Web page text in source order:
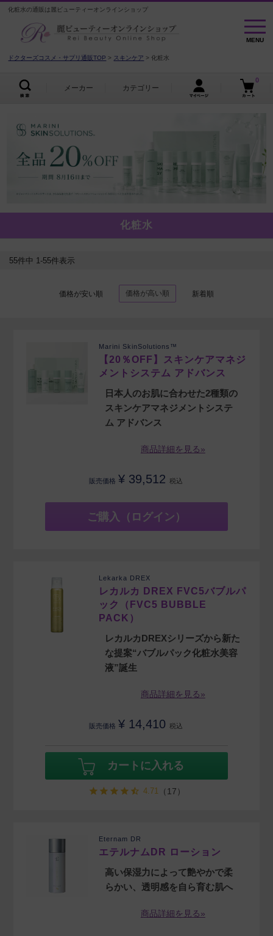
化粧水の通販は麗ビューティーオンラインショップ
MENU
MENU
ドクターズコスメ・サプリ通販TOP スキンケア 化粧水
メーカー カテゴリー
0
化粧水
価格が安い順 価格が高い順 新着順
55件中 1-55件表示
Marini SkinSolutions™
【20％OFF】スキンケアマネジ
メントシステム アドバンス
日本人のお肌に合わせた2種類の
スキンケアマネジメントシステ
ム アドバンス
商品詳細を見る»
販売価格 ¥ 39,512 税込
ご購入（ログイン）
Lekarka DREX
レカルカ DREX FVC5バブルパ
ック（FVC5 BUBBLE
PACK）
レカルカDREXシリーズから新た
な提案“バブルパック化粧水美容
液”誕生
商品詳細を見る»
販売価格 ¥ 14,410 税込
カートに入れる
4.71（17）
Eternam DR
エテルナムDR ローション
高い保湿力によって艶やかで柔
らかい、透明感を自ら育む肌へ
商品詳細を見る»